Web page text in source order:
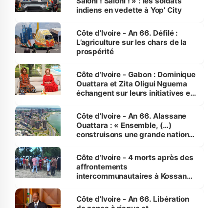
indiens en vedette à Yop’ City
Côte d’Ivoire - An 66. Défilé :
L’agriculture sur les chars de la
prospérité
Côte d’Ivoire - Gabon : Dominique
Ouattara et Zita Oligui Nguema
échangent sur leurs initiatives en
enfants
Côte d’Ivoire - An 66. Alassane
Ouattara : « Ensemble, (…)
construisons une grande nation
générations futures »
Côte d’Ivoire - 4 morts après des
affrontements
intercommunautaires à Kossandji
milieu des sinistrés
Côte d’Ivoire - An 66. Libération